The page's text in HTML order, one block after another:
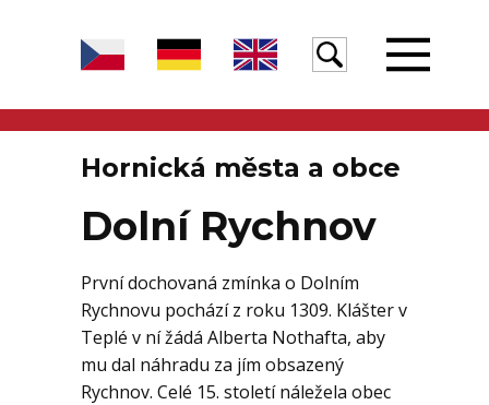
Hornická města a obce
Dolní Rychnov
První dochovaná zmínka o Dolním
Rychnovu pochází z roku 1309. Klášter v
Teplé v ní žádá Alberta Nothafta, aby
mu dal náhradu za jím obsazený
Rychnov. Celé 15. století náležela obec